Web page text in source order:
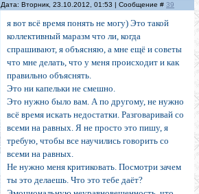
Дата: Вторник, 23.10.2012, 01:53 | Сообщение # 39
я вот всё время понять не могу) Это такой
коллективный маразм что ли, когда
спрашивают, я объясняю, а мне ещё и советы
что мне делать, что у меня происходит и как
правильно объяснять.
Это ни капельки не смешно.
Это нужно было вам. А по другому, не нужно
всё время искать недостатки. Разговаривай со
всеми на равных. Я не просто это пишу, я
требую, чтобы все научились говорить со
всеми на равных.
Не нужно меня критиковать. Посмотри зачем
ты это делаешь. Что это тебе даёт?